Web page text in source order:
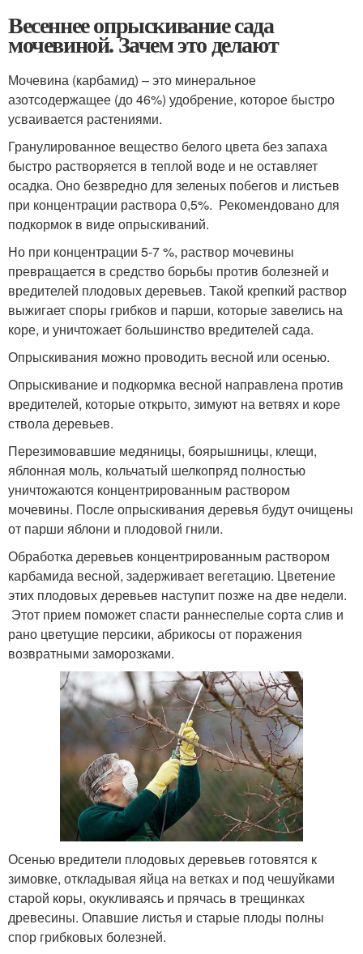
Весеннее опрыскивание сада
мочевиной. Зачем это делают
Мочевина (карбамид) – это минеральное
азотсодержащее (до 46%) удобрение, которое быстро
усваивается растениями.
Гранулированное вещество белого цвета без запаха
быстро растворяется в теплой воде и не оставляет
осадка. Оно безвредно для зеленых побегов и листьев
при концентрации раствора 0,5%. Рекомендовано для
подкормок в виде опрыскиваний.
Но при концентрации 5-7 %, раствор мочевины
превращается в средство борьбы против болезней и
вредителей плодовых деревьев. Такой крепкий раствор
выжигает споры грибков и парши, которые завелись на
коре, и уничтожает большинство вредителей сада.
Опрыскивания можно проводить весной или осенью.
Опрыскивание и подкормка весной направлена против
вредителей, которые открыто, зимуют на ветвях и коре
ствола деревьев.
Перезимовавшие медяницы, боярышницы, клещи,
яблонная моль, кольчатый шелкопряд полностью
уничтожаются концентрированным раствором
мочевины. После опрыскивания деревья будут очищены
от парши яблони и плодовой гнили.
Обработка деревьев концентрированным раствором
карбамида весной, задерживает вегетацию. Цветение
этих плодовых деревьев наступит позже на две недели.
Этот прием поможет спасти раннеспелые сорта слив и
рано цветущие персики, абрикосы от поражения
возвратными заморозками.
Осенью вредители плодовых деревьев готовятся к
зимовке, откладывая яйца на ветках и под чешуйками
старой коры, окукливаясь и прячась в трещинках
древесины. Опавшие листья и старые плоды полны
спор грибковых болезней.